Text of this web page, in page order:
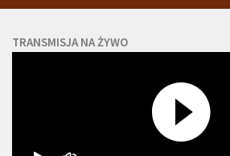
TRANSMISJA NA ŻYWO